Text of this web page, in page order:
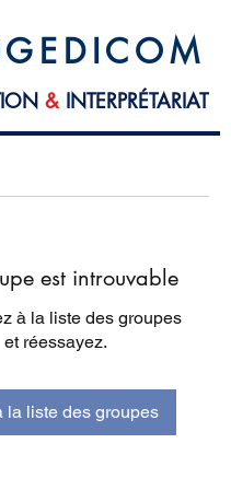
E D I C O M
&INTERPRÉTARIAT
est introuvable
à la liste des groupes
et réessayez.
la liste des groupes